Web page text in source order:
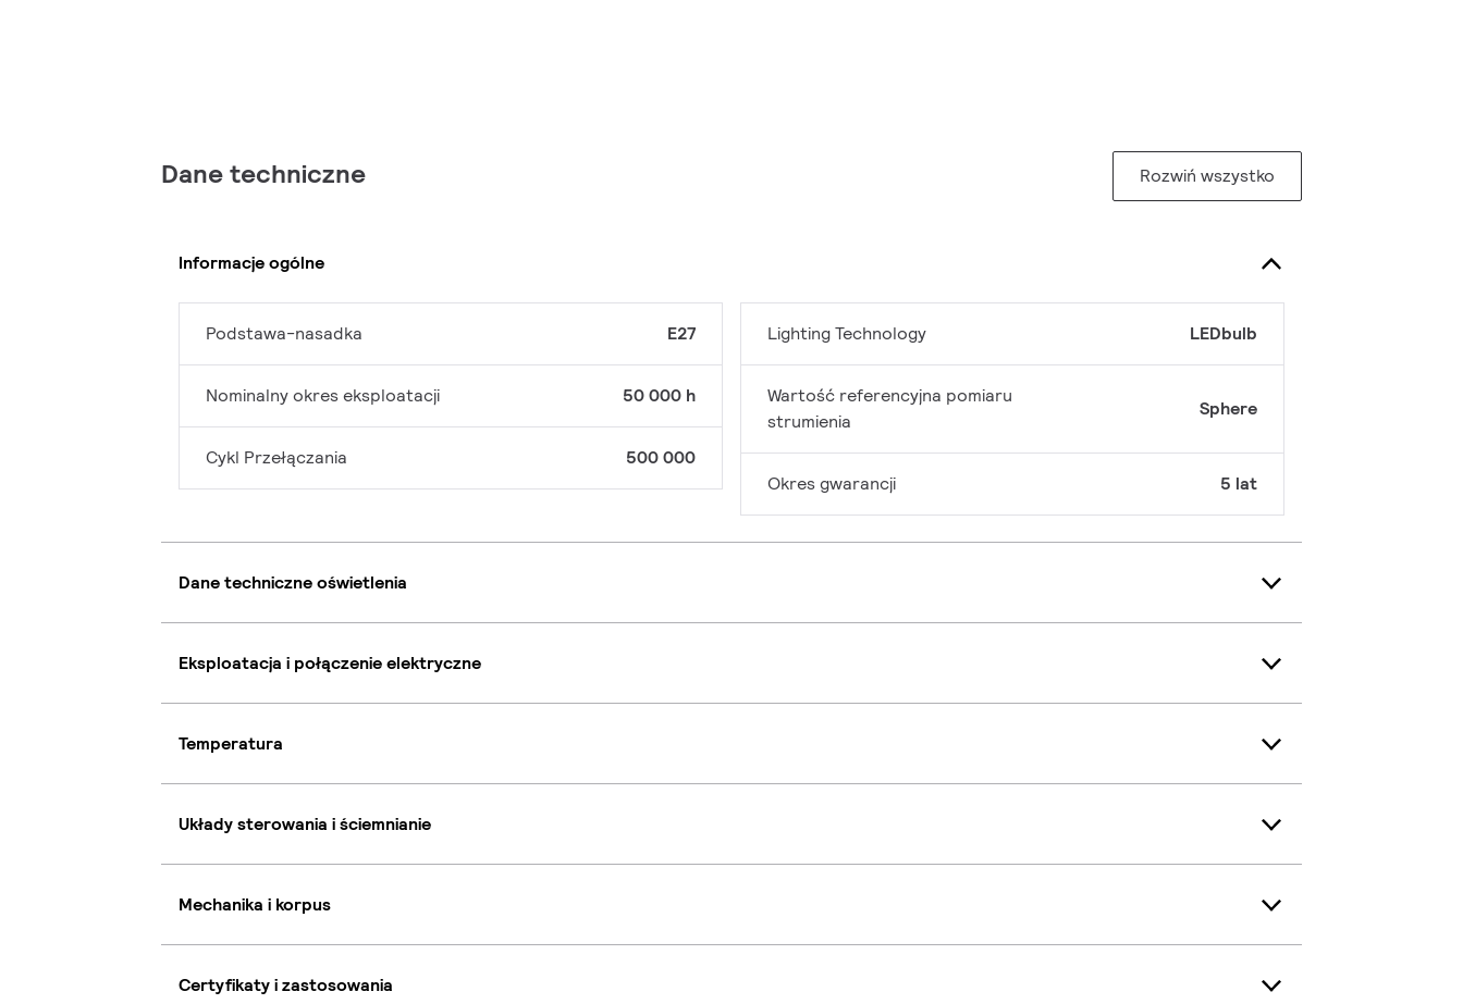
Dane techniczne Rozwiń wszystko
Informacje ogólne
Podstawa-nasadka E27
Nominalny okres eksploatacji 50 000 h
Cykl Przełączania 500 000
Lighting Technology LEDbulb
Wartość referencyjna pomiaru
strumienia
Sphere
Okres gwarancji 5 lat
Dane techniczne oświetlenia
Eksploatacja i połączenie elektryczne
Temperatura
Układy sterowania i ściemnianie
Mechanika i korpus
Certyfikaty i zastosowania